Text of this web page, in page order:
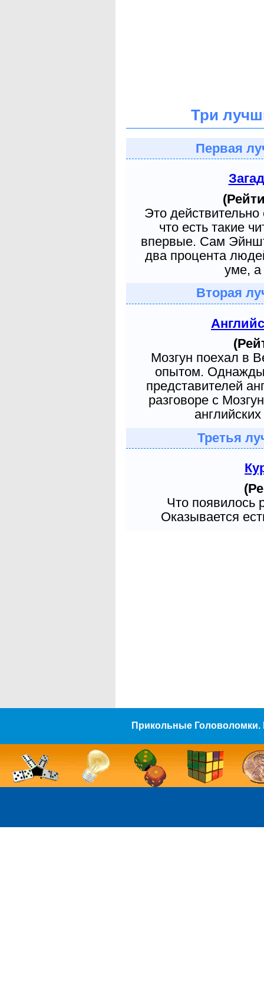
Три
Первая
Это
что есть такие
впервые. Сам
два процента
уме, а
Вторая
Мозгун поехал в
опытом. Однажды
представителей
разговоре с
Третья
Что появилось
Оказывается
Прикольные